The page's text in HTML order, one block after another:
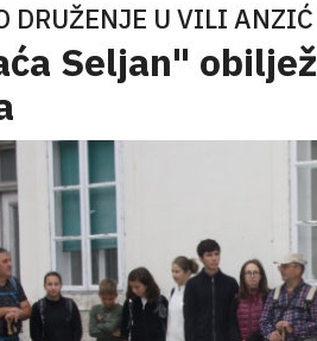
DRUŽENJE U VILI ANZIĆ
Seljan"